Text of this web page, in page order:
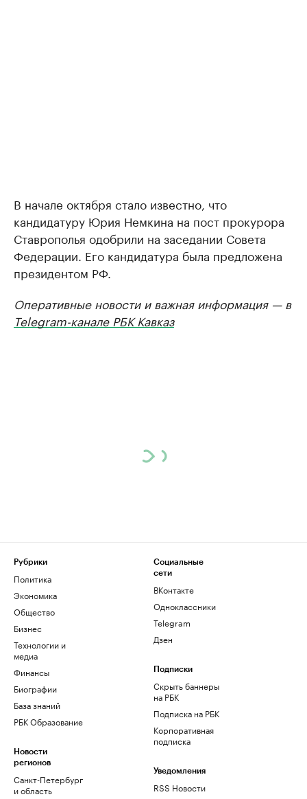
В начале октября стало известно, что
кандидатуру Юрия Немкина на пост прокурора
Ставрополья одобрили на заседании Совета
Федерации. Его кандидатура была предложена
президентом РФ.
Оперативные новости и важная информация — в
Telegram-канале РБК Кавказ
Рубрики
Политика
Экономика
Общество
Бизнес
Технологии и
медиа
Финансы
Биографии
База знаний
РБК Образование
Новости
регионов
Санкт-Петербург
и область
Социальные
сети
ВКонтакте
Одноклассники
Telegram
Дзен
Подписки
Скрыть баннеры
на РБК
Подписка на РБК
Корпоративная
подписка
Уведомления
RSS Новости